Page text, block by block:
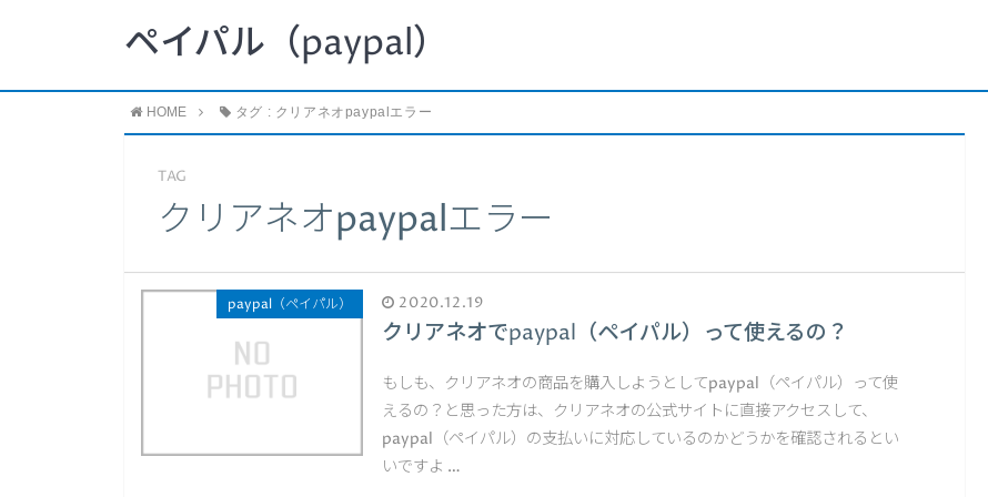
ペイパル（paypal）
HOME タグ : クリアネオpaypalエラー
TAG
クリアネオpaypalエラー
paypal（ペイパル） 2020.12.19
クリアネオでpaypal（ペイパル）って使えるの？
もしも、クリアネオの商品を購入しようとしてpaypal（ペイパル）って使
えるの？と思った方は、クリアネオの公式サイトに直接アクセスして、
paypal（ペイパル）の支払いに対応しているのかどうかを確認されるとい
いですよ …